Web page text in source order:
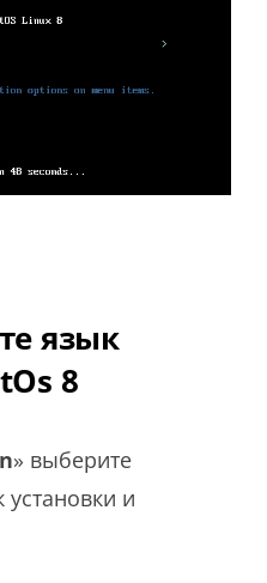
язык
8
» выберите
и